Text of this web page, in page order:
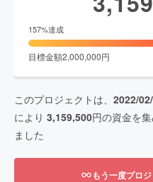
157%達成
目標金額2,000,000円
このプロジェクトは、 2022/
により 3,159,500円の資金を集
ました
もう一度プロ